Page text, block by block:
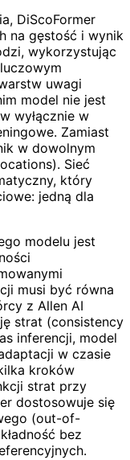
DiScoFormer
na gęstość i wynik
wykorzystując
uwagi
model nie jest
wyłącznie w
Zamiast
w dowolnym
Sieć
który
jedną dla
modelu jest
musi być równa
z Allen AI
strat (consistency
inferencji, model
w czasie
kroków
strat przy
dostosowuje się
(out-of-
bez